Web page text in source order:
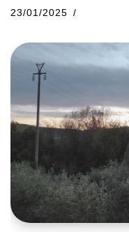
23/01/2025